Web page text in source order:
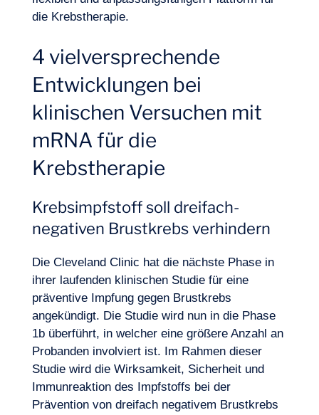
Logbuch
die Krebstherapie.
4 vielversprechende
Entwicklungen bei
klinischen Versuchen mit
mRNA für die
Krebstherapie
Krebsimpfstoff soll dreifach-
negativen Brustkrebs verhindern
Die Cleveland Clinic hat die nächste Phase in
ihrer laufenden klinischen Studie für eine
präventive Impfung gegen Brustkrebs
angekündigt. Die Studie wird nun in die Phase
1b überführt, in welcher eine größere Anzahl an
Probanden involviert ist. Im Rahmen dieser
Studie wird die Wirksamkeit, Sicherheit und
Immunreaktion des Impfstoffs bei der
Prävention von dreifach negativem Brustkrebs